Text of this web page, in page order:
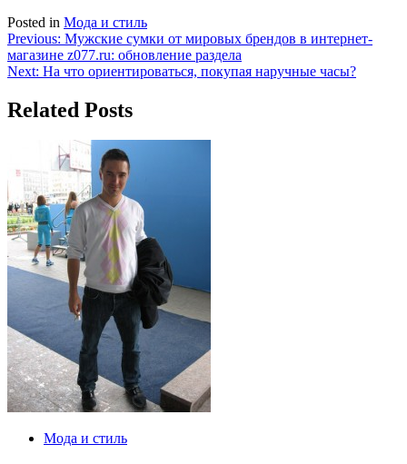
Posted in Мода и стиль
Навигация
по
Previous: Мужские сумки от мировых брендов в интернет-
магазине z077.ru: обновление раздела
Next: На что ориентироваться, покупая наручные часы?
Related Posts
Мода и стиль